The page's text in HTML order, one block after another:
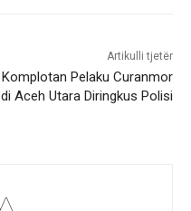
Artikulli tjetër
Komplotan Pelaku Curanmor
di Aceh Utara Diringkus Polisi